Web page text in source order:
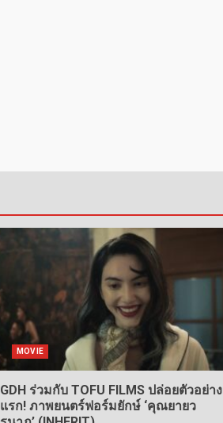
MOVIE
GDH ร่วมกับ TOFU FILMS ปล่อยตัวอย่าง
แรก! ภาพยนตร์ฟอร์มยักษ์ ‘คุณยายว